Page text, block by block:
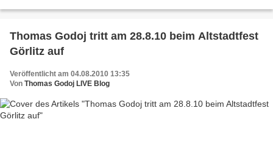
Thomas Godoj tritt am 28.8.10 beim Altstadtfest
Görlitz auf
Veröffentlicht am 04.08.2010 13:35
Von Thomas Godoj LIVE Blog